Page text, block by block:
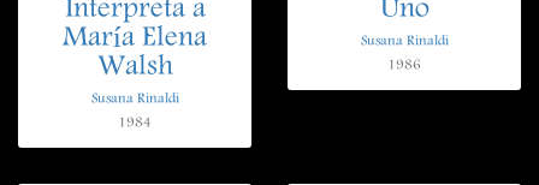
Interpreta a
María Elena
Walsh
Susana Rinaldi
1984
Uno
Susana Rinaldi
1986